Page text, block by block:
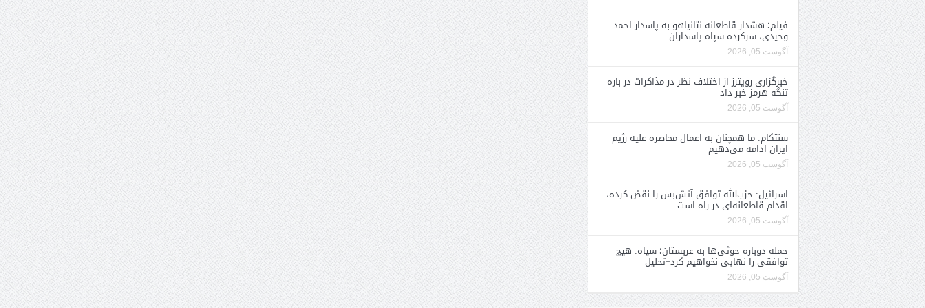
فیلم؛ هشدار قاطعانه نتانیاهو به پاسدار احمد
وحیدی، سرکرده سپاه پاسداران
آگوست 05, 2026
خبرگزاری رویترز از اختلاف نظر در مذاکرات در باره
تنگه هرمز خبر داد
آگوست 05, 2026
سنتکام: ما همچنان به اعمال محاصره علیه رژیم
ایران ادامه می‌دهیم
آگوست 05, 2026
اسرائیل: حزب‌الله توافق آتش‌بس را نقض کرده،
اقدام قاطعانه‌ای در راه است
آگوست 05, 2026
حمله دوباره حوثی‌ها به عربستان؛ سپاه: هیچ
توافقی را نهایی نخواهیم کرد+تحلیل
آگوست 05, 2026